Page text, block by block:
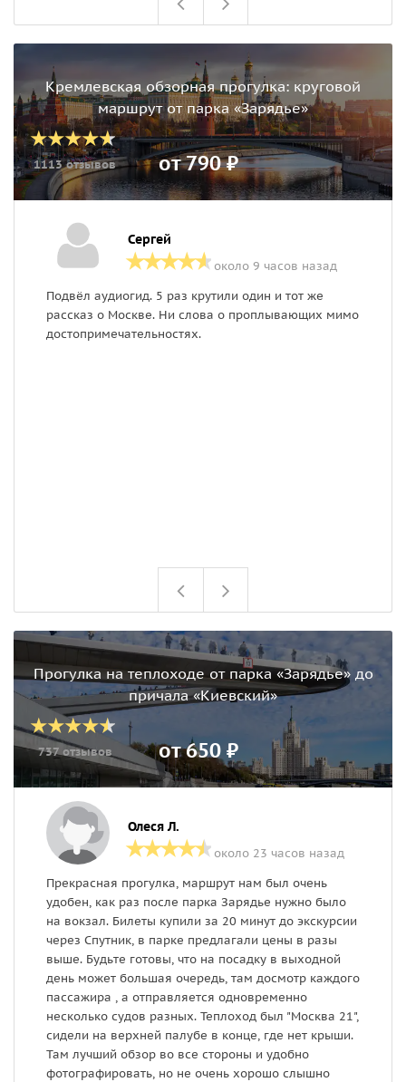
Кремлевская обзорная прогулка: круговой
маршрут от парка «Зарядье»
1113 отзывов от 790 ₽
Сергей
около 9 часов назад
Подвёл аудиогид. 5 раз крутили один и тот же
рассказ о Москве. Ни слова о проплывающих мимо
достопримечательностях.
Прогулка на теплоходе от парка «Зарядье» до
причала «Киевский»
737 отзывов от 650 ₽
Олеся Л.
около 23 часов назад
Прекрасная прогулка, маршрут нам был очень
удобен, как раз после парка Зарядье нужно было
на вокзал. Билеты купили за 20 минут до экскурсии
через Спутник, в парке предлагали цены в разы
выше. Будьте готовы, что на посадку в выходной
день может большая очередь, там досмотр каждого
пассажира , а отправляется одновременно
несколько судов разных. Теплоход был "Москва 21",
сидели на верхней палубе в конце, где нет крыши.
Там лучший обзор во все стороны и удобно
фотографировать, но не очень хорошо слышно